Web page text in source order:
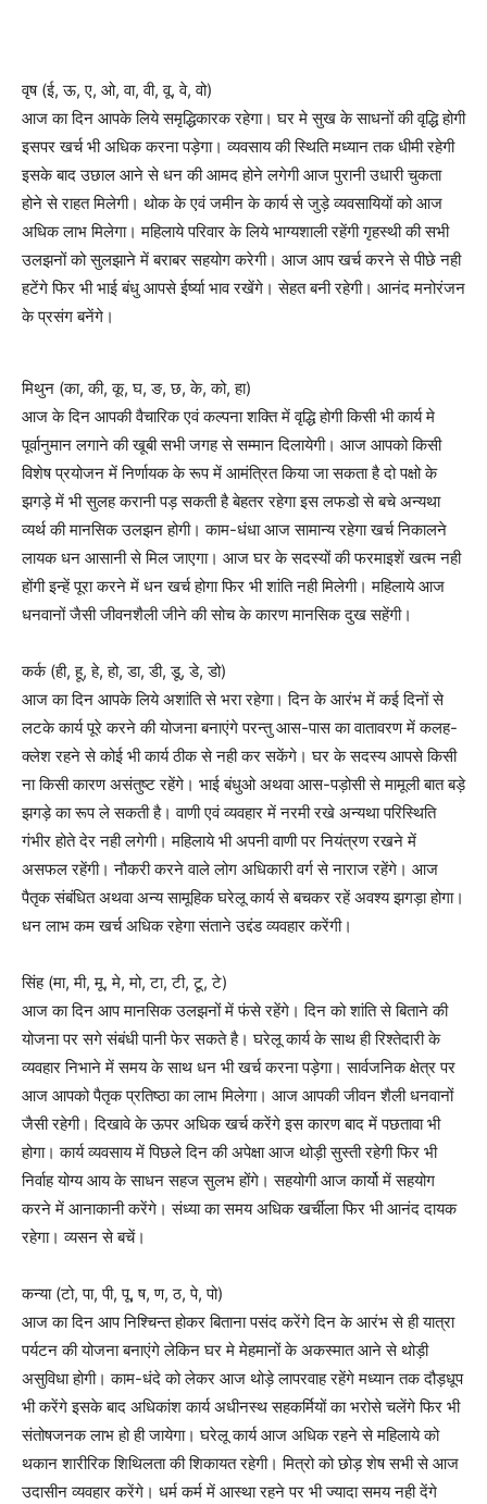
वृष (ई, ऊ, ए, ओ, वा, वी, वू, वे, वो)
आज का दिन आपके लिये समृद्धिकारक रहेगा। घर मे सुख के साधनों की वृद्धि होगी
इसपर खर्च भी अधिक करना पड़ेगा। व्यवसाय की स्थिति मध्यान तक धीमी रहेगी
इसके बाद उछाल आने से धन की आमद होने लगेगी आज पुरानी उधारी चुकता
होने से राहत मिलेगी। थोक के एवं जमीन के कार्य से जुड़े व्यवसायियों को आज
अधिक लाभ मिलेगा। महिलाये परिवार के लिये भाग्यशाली रहेंगी गृहस्थी की सभी
उलझनों को सुलझाने में बराबर सहयोग करेगी। आज आप खर्च करने से पीछे नही
हटेंगे फिर भी भाई बंधु आपसे ईर्ष्या भाव रखेंगे। सेहत बनी रहेगी। आनंद मनोरंजन
के प्रसंग बनेंगे।
मिथुन (का, की, कू, घ, ङ, छ, के, को, हा)
आज के दिन आपकी वैचारिक एवं कल्पना शक्ति में वृद्धि होगी किसी भी कार्य मे
पूर्वानुमान लगाने की खूबी सभी जगह से सम्मान दिलायेगी। आज आपको किसी
विशेष प्रयोजन में निर्णायक के रूप में आमंत्रित किया जा सकता है दो पक्षो के
झगड़े में भी सुलह करानी पड़ सकती है बेहतर रहेगा इस लफडो से बचे अन्यथा
व्यर्थ की मानसिक उलझन होगी। काम-धंधा आज सामान्य रहेगा खर्च निकालने
लायक धन आसानी से मिल जाएगा। आज घर के सदस्यों की फरमाइशें खत्म नही
होंगी इन्हें पूरा करने में धन खर्च होगा फिर भी शांति नही मिलेगी। महिलाये आज
धनवानों जैसी जीवनशैली जीने की सोच के कारण मानसिक दुख सहेंगी।
कर्क (ही, हू, हे, हो, डा, डी, डू, डे, डो)
आज का दिन आपके लिये अशांति से भरा रहेगा। दिन के आरंभ में कई दिनों से
लटके कार्य पूरे करने की योजना बनाएंगे परन्तु आस-पास का वातावरण में कलह-
क्लेश रहने से कोई भी कार्य ठीक से नही कर सकेंगे। घर के सदस्य आपसे किसी
ना किसी कारण असंतुष्ट रहेंगे। भाई बंधुओ अथवा आस-पड़ोसी से मामूली बात बड़े
झगड़े का रूप ले सकती है। वाणी एवं व्यवहार में नरमी रखे अन्यथा परिस्थिति
गंभीर होते देर नही लगेगी। महिलाये भी अपनी वाणी पर नियंत्रण रखने में
असफल रहेंगी। नौकरी करने वाले लोग अधिकारी वर्ग से नाराज रहेंगे। आज
पैतृक संबंधित अथवा अन्य सामूहिक घरेलू कार्य से बचकर रहें अवश्य झगड़ा होगा।
धन लाभ कम खर्च अधिक रहेगा संताने उद्दंड व्यवहार करेंगी।
सिंह (मा, मी, मू, मे, मो, टा, टी, टू, टे)
आज का दिन आप मानसिक उलझनों में फंसे रहेंगे। दिन को शांति से बिताने की
योजना पर सगे संबंधी पानी फेर सकते है। घरेलू कार्य के साथ ही रिश्तेदारी के
व्यवहार निभाने में समय के साथ धन भी खर्च करना पड़ेगा। सार्वजनिक क्षेत्र पर
आज आपको पैतृक प्रतिष्ठा का लाभ मिलेगा। आज आपकी जीवन शैली धनवानों
जैसी रहेगी। दिखावे के ऊपर अधिक खर्च करेंगे इस कारण बाद में पछतावा भी
होगा। कार्य व्यवसाय में पिछले दिन की अपेक्षा आज थोड़ी सुस्ती रहेगी फिर भी
निर्वाह योग्य आय के साधन सहज सुलभ होंगे। सहयोगी आज कार्यो में सहयोग
करने में आनाकानी करेंगे। संध्या का समय अधिक खर्चीला फिर भी आनंद दायक
रहेगा। व्यसन से बचें।
कन्या (टो, पा, पी, पू, ष, ण, ठ, पे, पो)
आज का दिन आप निश्चिन्त होकर बिताना पसंद करेंगे दिन के आरंभ से ही यात्रा
पर्यटन की योजना बनाएंगे लेकिन घर मे मेहमानों के अकस्मात आने से थोड़ी
असुविधा होगी। काम-धंदे को लेकर आज थोड़े लापरवाह रहेंगे मध्यान तक दौड़धूप
भी करेंगे इसके बाद अधिकांश कार्य अधीनस्थ सहकर्मियों का भरोसे चलेंगे फिर भी
संतोषजनक लाभ हो ही जायेगा। घरेलू कार्य आज अधिक रहने से महिलाये को
थकान शारीरिक शिथिलता की शिकायत रहेगी। मित्रो को छोड़ शेष सभी से आज
उदासीन व्यवहार करेंगे। धर्म कर्म में आस्था रहने पर भी ज्यादा समय नही देंगे